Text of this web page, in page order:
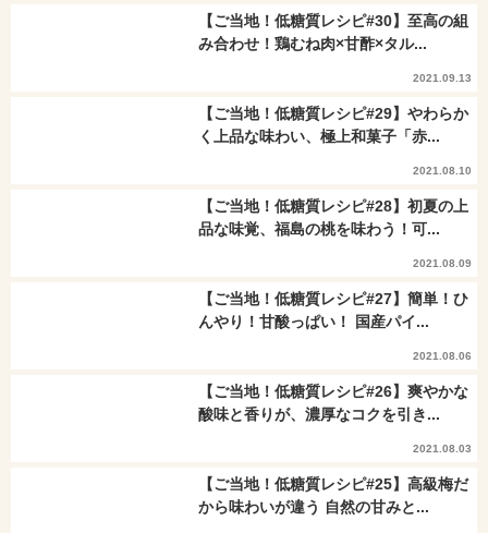
【ご当地！低糖質レシピ#30】至高の組
み合わせ！鶏むね肉×甘酢×タル...
2021.09.13
【ご当地！低糖質レシピ#29】やわらか
く上品な味わい、極上和菓子「赤...
2021.08.10
【ご当地！低糖質レシピ#28】初夏の上
品な味覚、福島の桃を味わう！可...
2021.08.09
【ご当地！低糖質レシピ#27】簡単！ひ
んやり！甘酸っぱい！ 国産パイ...
2021.08.06
【ご当地！低糖質レシピ#26】爽やかな
酸味と香りが、濃厚なコクを引き...
2021.08.03
【ご当地！低糖質レシピ#25】高級梅だ
から味わいが違う 自然の甘みと...